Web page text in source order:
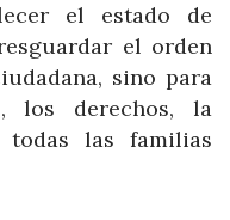
el estado de
el orden
sino para
los derechos, la
las familias